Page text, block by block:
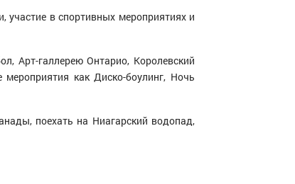
участие в спортивных мероприятиях и
Арт-галлерею Онтарио, Королевский
как Диско-боулинг, Ночь
поехать на Ниагарский водопад,